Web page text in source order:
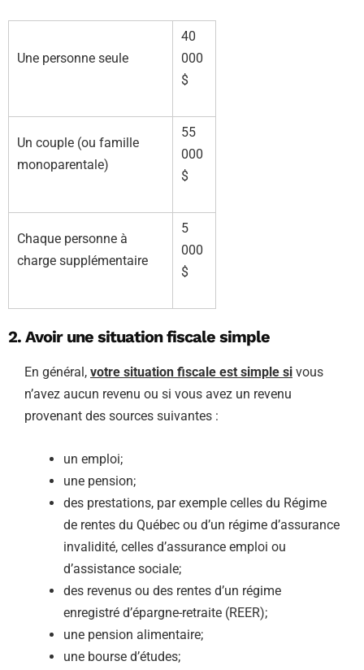
Une personne seule
40
000
$
Un couple (ou famille
monoparentale)
55
000
$
Chaque personne à
charge supplémentaire
5
000
$
2. Avoir une situation fiscale simple
En général, votre situation fiscale est simple si vous
n’avez aucun revenu ou si vous avez un revenu
provenant des sources suivantes :
un emploi;
une pension;
des prestations, par exemple celles du Régime
de rentes du Québec ou d’un régime d’assurance
invalidité, celles d’assurance emploi ou
d’assistance sociale;
des revenus ou des rentes d’un régime
enregistré d’épargne-retraite (REER);
une pension alimentaire;
une bourse d’études;